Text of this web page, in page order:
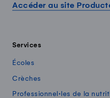
Accéder au site
Services
Écoles
Crèches
Professionnel·les de la